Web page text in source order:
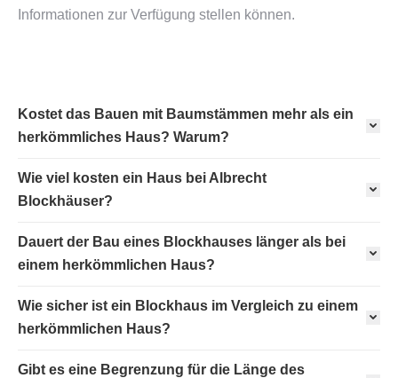
Informationen zur Verfügung stellen können.
Kostet das Bauen mit Baumstämmen mehr als ein
herkömmliches Haus? Warum?
Wie viel kosten ein Haus bei Albrecht
Blockhäuser?
Dauert der Bau eines Blockhauses länger als bei
einem herkömmlichen Haus?
Wie sicher ist ein Blockhaus im Vergleich zu einem
herkömmlichen Haus?
Gibt es eine Begrenzung für die Länge des